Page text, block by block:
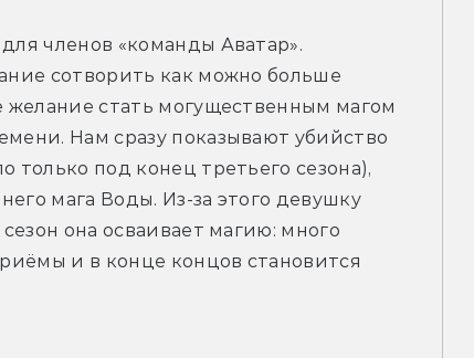
членов «команды Аватар».
сотворить как можно больше
желание стать могущественным магом
Нам сразу показывают убийство
только под конец третьего сезона),
мага Воды. Из-за этого девушку
она осваивает магию: много
и в конце концов становится